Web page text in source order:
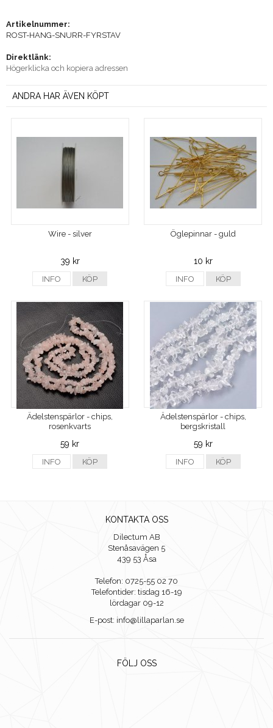
Artikelnummer:
ROST-HANG-SNURR-FYRSTAV
Direktlänk:
Högerklicka och kopiera adressen
ANDRA HAR ÄVEN KÖPT
Wire - silver
39 kr
INFO KÖP
Öglepinnar - guld
10 kr
INFO KÖP
Ädelstenspärlor - chips,
rosenkvarts
59 kr
INFO KÖP
Ädelstenspärlor - chips,
bergskristall
59 kr
INFO KÖP
KONTAKTA OSS
Dilectum AB
Stenåsavägen 5
439 53 Åsa
Telefon: 0725-55 02 70
Telefontider: tisdag 16-19
lördagar 09-12
E-post: info@lillaparlan.se
FÖLJ OSS